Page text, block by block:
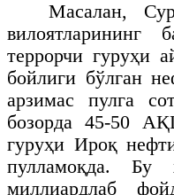
Масалан,
вилоятларининг
террорчи гуруҳи
бойлиги бўлган
арзимас пулга
бозорда 45-50
гуруҳи Ироқ
пулламоқда. Бу
миллиардлаб